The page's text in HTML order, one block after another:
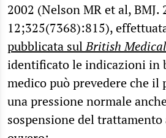
2002 (Nelson MR et al, BMJ.
12;325(7368):815),
pubblicata sulBritish
identificato le indicazioni in
medico può prevedere che il
una pressione normale
sospensione del